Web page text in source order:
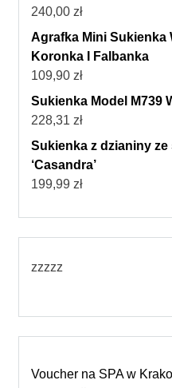
240,00 zł
Agrafka Mini Sukienka
Koronka I Falbanka
109,90 zł
Sukienka Model M739
228,31 zł
Sukienka z dzianiny ze
‘Casandra’
199,99 zł
zzzzz
Voucher na SPA w